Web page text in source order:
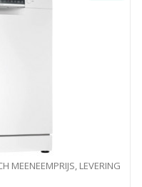
MEENEEMPRIJS, LEVERING